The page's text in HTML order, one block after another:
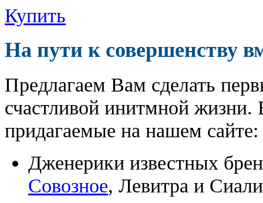
Купить
На пути к совершенству
Предлагаем Вам сделать
счастливой инитмной жизни.
придагаемые на нашем сайте:
Дженерики известных
Совозное, Левитра и